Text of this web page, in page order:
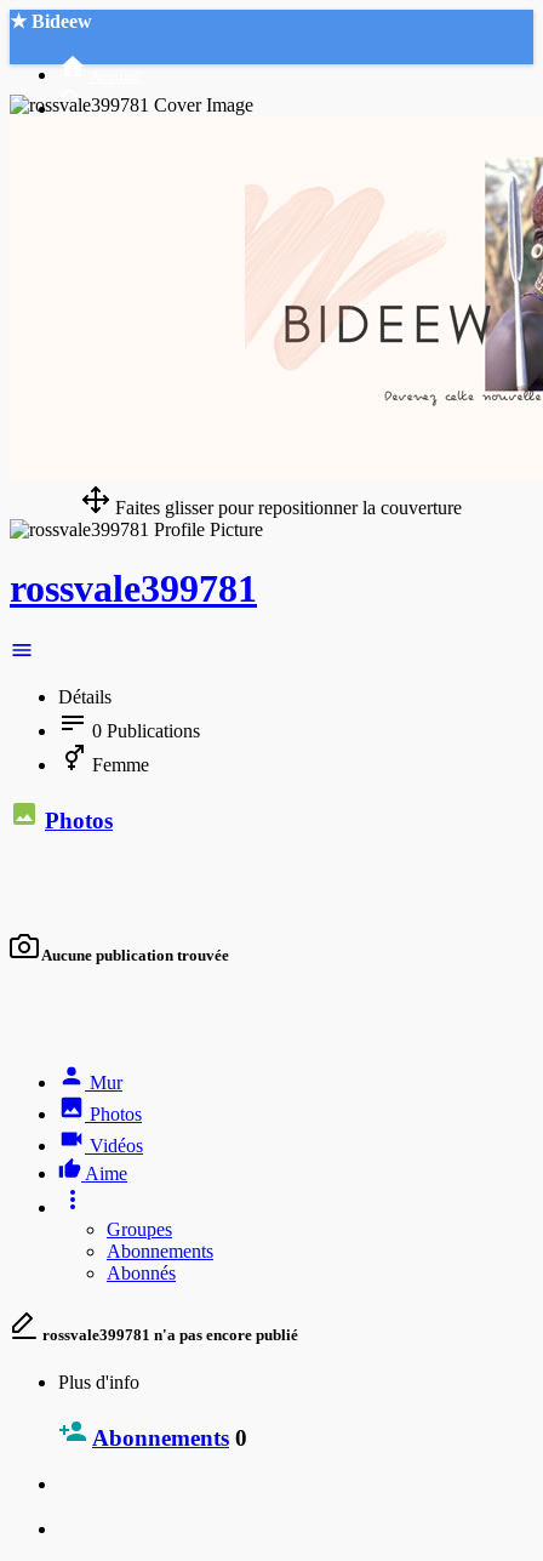
★ Bideew
Faites glisser pour repositionner la couverture
rossvale399781
Détails
0 Publications
Femme
Photos
Aucune publication trouvée
Mur
Photos
Vidéos
Aime
Groupes
Abonnements
Abonnés
rossvale399781 n'a pas encore publié
Plus d'info
Abonnements 0